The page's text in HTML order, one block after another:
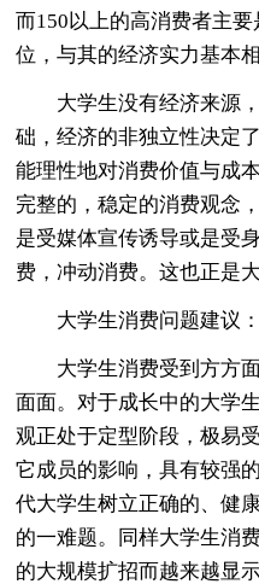
而150以上的高消费者主
位，与其的经济实力基本相
大学生没有经济来源
础，经济的非独立性决定
能理性地对消费价值与成
完整的，稳定的消费观念
是受媒体宣传诱导或是受
费，冲动消费。这也正是
大学生消费问题建议：
大学生消费受到方方
面面。对于成长中的大学
观正处于定型阶段，极易
它成员的影响，具有较强
代大学生树立正确的、健
的一难题。同样大学生消
的大规模扩招而越来越显